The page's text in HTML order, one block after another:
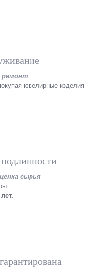
ремонт
ювелирные изделия
сырья